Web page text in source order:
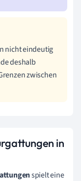
nicht eindeutig
deshalb
zwischen
in
spielt eine